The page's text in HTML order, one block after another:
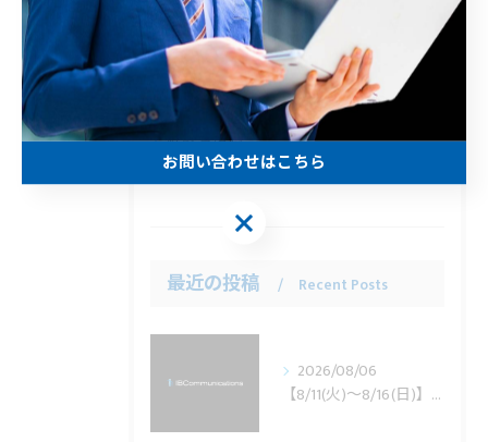
正社員
訪問
未経験
経験者優遇
学歴不問
最近の投稿 Recent Posts
2026/08/06
【8/11(火)～8/16(日)】夏季休業のお知らせ
お問い合わせはこちら
お問い合わせはこちら